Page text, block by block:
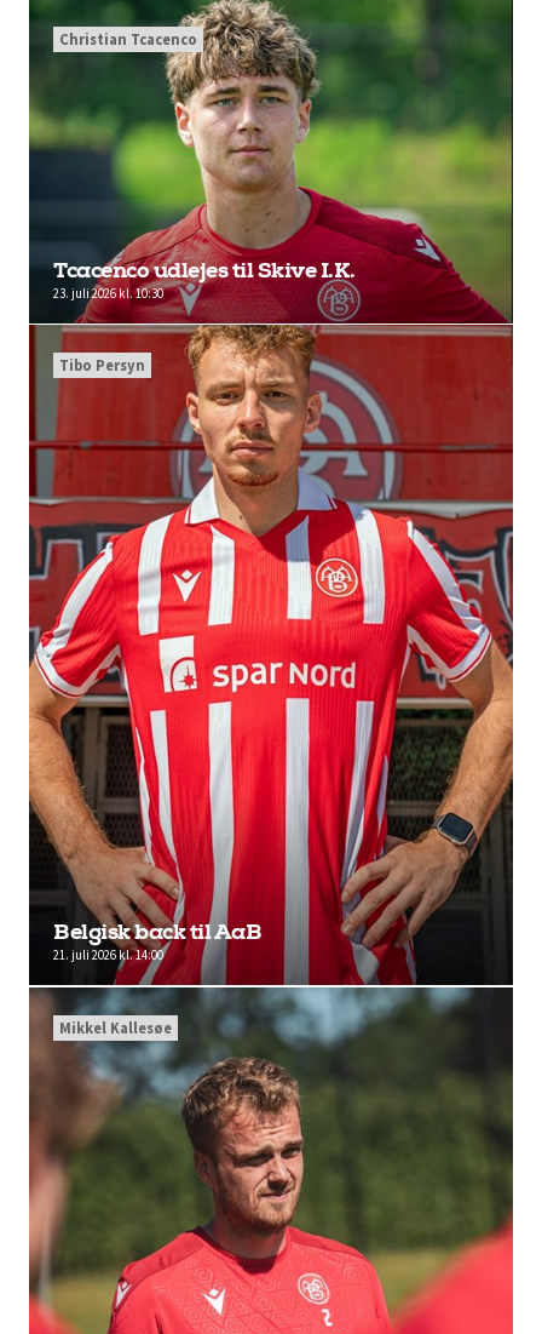
Tcacenco udlejes til Skive I.K.
23. juli 2026 kl. 10:30
Christian Tcacenco
Belgisk back til AaB
21. juli 2026 kl. 14:00
Tibo Persyn
Mikkel Kallesøe